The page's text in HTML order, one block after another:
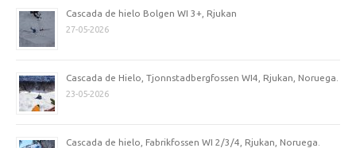
Cascada de hielo Bolgen WI 3+, Rjukan
27-05-2026
Cascada de Hielo, Tjonnstadbergfossen WI4, Rjukan, Noruega.
23-05-2026
Cascada de hielo, Fabrikfossen WI 2/3/4, Rjukan, Noruega.